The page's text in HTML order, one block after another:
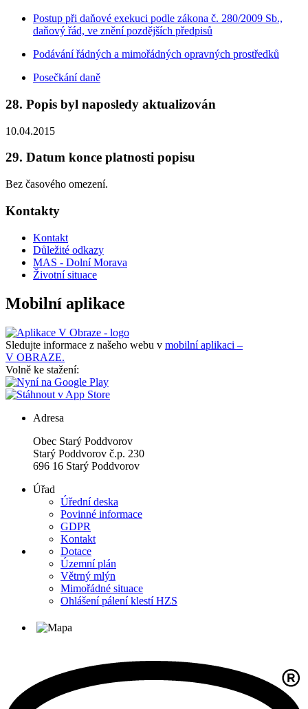
Postup při daňové exekuci podle zákona č. 280/2009 Sb.,
daňový řád, ve znění pozdějších předpisů
Podávání řádných a mimořádných opravných prostředků
Posečkání daně
28. Popis byl naposledy aktualizován
10.04.2015
29. Datum konce platnosti popisu
Bez časového omezení.
Kontakty
Kontakt
Důležité odkazy
MAS - Dolní Morava
Životní situace
Mobilní aplikace
Sledujte informace z našeho webu v mobilní aplikaci –
V OBRAZE.
Volně ke stažení:
Adresa
Obec Starý Poddvorov
Starý Poddvorov č.p. 230
696 16 Starý Poddvorov
Úřad
Úřední deska
Povinné informace
GDPR
Kontakt
Dotace
Územní plán
Větrný mlýn
Mimořádné situace
Ohlášení pálení klestí HZS